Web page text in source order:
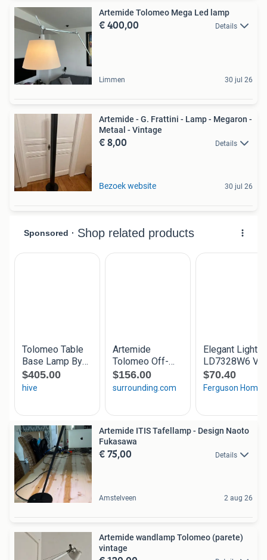
Artemide Tolomeo Mega Led lamp
€ 400,00 Details
Limmen 30 jul 26
Artemide - G. Frattini - Lamp - Megaron -
Metaal - Vintage
€ 8,00 Details
Bezoek website 30 jul 26
Artemide ITIS Tafellamp - Design Naoto
Fukasawa
€ 75,00 Details
Amstelveen 2 aug 26
Artemide wandlamp Tolomeo (parete)
vintage